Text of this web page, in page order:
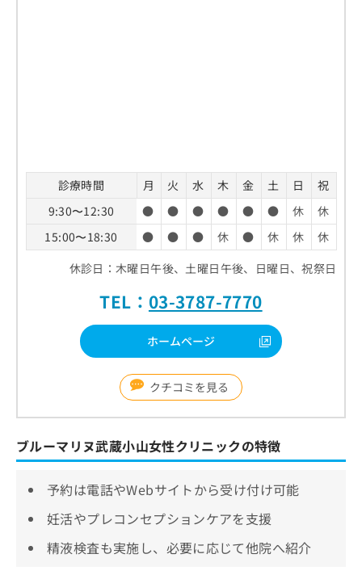
診療時間 月 火 水 木 金 土 日
祝
9:30〜12:30
● ● ● ● ● ● 休
休
15:00〜18:30
● ● ● 休 ● 休 休
休
休診日：木曜日午後、土曜日午後、日曜日、祝祭日
TEL： 03-3787-7770
ホームページ
クチコミを見る
ブルーマリヌ武蔵小山女性クリニックの特徴
予約は電話やWebサイトから受け付け可能
妊活やプレコンセプションケアを支援
精液検査も実施し、必要に応じて他院へ紹介